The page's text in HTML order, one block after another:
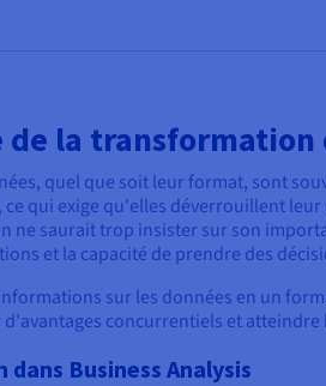
la transformation
quel que soit leur format, sont
qui exige qu'elles déverrouillent
ne saurait trop insister sur son
et la capacité de prendre des
sur les données en un
concurrentiels et
Business Analysis